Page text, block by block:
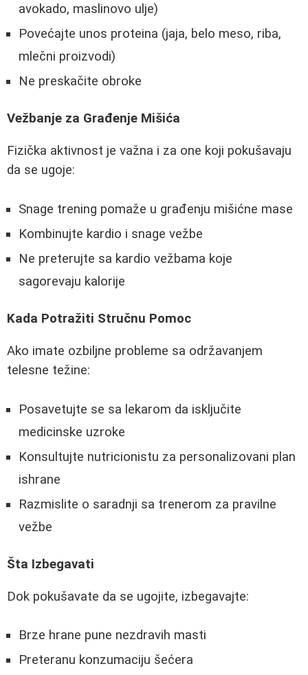
avokado, maslinovo ulje)
Povećajte unos proteina (jaja, belo meso, riba,
mlečni proizvodi)
Ne preskačite obroke
Vežbanje za Građenje Mišića
Fizička aktivnost je važna i za one koji pokušavaju
da se ugoje:
Snage trening pomaže u građenju mišićne mase
Kombinujte kardio i snage vežbe
Ne preterujte sa kardio vežbama koje
sagorevaju kalorije
Kada Potražiti Stručnu Pomoc
Ako imate ozbiljne probleme sa održavanjem
telesne težine:
Posavetujte se sa lekarom da isključite
medicinske uzroke
Konsultujte nutricionistu za personalizovani plan
ishrane
Razmislite o saradnji sa trenerom za pravilne
vežbe
Šta Izbegavati
Dok pokušavate da se ugojite, izbegavajte:
Brze hrane pune nezdravih masti
Preteranu konzumaciju šećera